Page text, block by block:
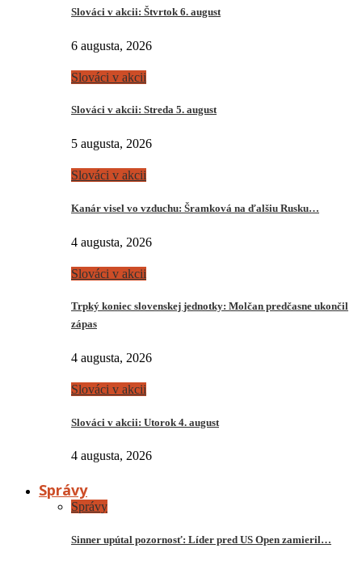
Slováci v akcii: Štvrtok 6. august
6 augusta, 2026
Slováci v akcii
Slováci v akcii: Streda 5. august
5 augusta, 2026
Slováci v akcii
Kanár visel vo vzduchu: Šramková na ďalšiu Rusku…
4 augusta, 2026
Slováci v akcii
Trpký koniec slovenskej jednotky: Molčan predčasne ukončil
zápas
4 augusta, 2026
Slováci v akcii
Slováci v akcii: Utorok 4. august
4 augusta, 2026
Správy
Správy
Sinner upútal pozornosť: Líder pred US Open zamieril…